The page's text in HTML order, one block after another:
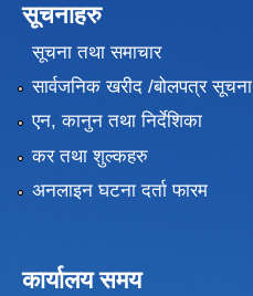
सूचनाहरु
सूचना तथा समाचार
सार्वजनिक खरीद /बोलपत्र सूचना
एन, कानुन तथा निर्देशिका
कर तथा शुल्कहरु
अनलाइन घटना दर्ता फारम
कार्यालय समय